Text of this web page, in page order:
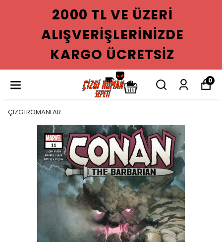
2000 TL VE ÜZERI
ALIŞVERIŞLERINIZDE
KARGO ÜCRETSIZ
0
ÇİZGİ ROMANLAR